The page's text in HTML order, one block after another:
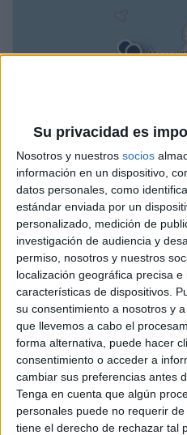
Su privacidad es
Nosotros y nuestros socios
información en un dispositivo,
datos personales, como
estándar enviada por un
personalizado, medición de
investigación de audiencia y
permiso, nosotros y nuestros
localización geográfica precisa
características de dispositivos.
su consentimiento a nosotros y
que llevemos a cabo el
forma alternativa, puede hacer
consentimiento o acceder a
cambiar sus preferencias antes
Tenga en cuenta que algún
personales puede no requerir
tiene el derecho de rechazar tal
Eficiencia Energética y
IES Estelas de Cantabria
Online Grado Superior
MODALIDADA distancia
Eficiencia Energética y
IES San Matías
Online Grado Superior
MODALIDADA distancia
Quiero